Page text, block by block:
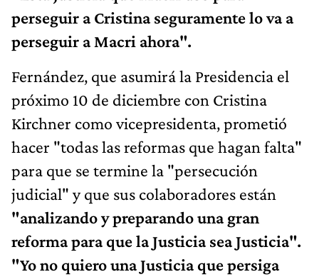
perseguir a Cristina seguramente lo va a
perseguir a Macri ahora".
Fernández, que asumirá la Presidencia el
próximo 10 de diciembre con Cristina
Kirchner como vicepresidenta, prometió
hacer "todas las reformas que hagan falta"
para que se termine la "persecución
judicial" y que sus colaboradores están
"analizando y preparando una gran
reforma para que la Justicia sea Justicia".
"Yo no quiero una Justicia que persiga